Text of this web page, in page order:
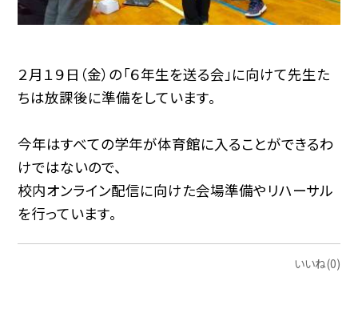
２月１９日（金）の「６年生を送る会」に向けて先生た
ちは放課後に準備をしています。
今年はすべての学年が体育館に入ることができるわ
けではないので、
校内オンライン配信に向けた会場準備やリハーサル
を行っています。
いいね(0)